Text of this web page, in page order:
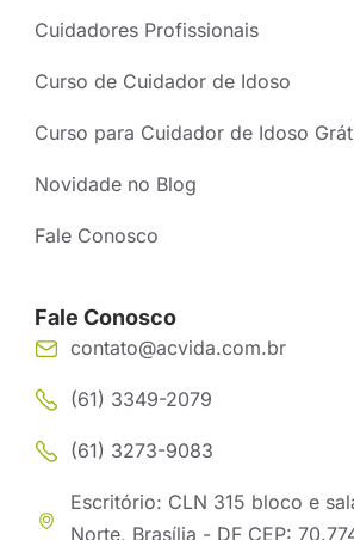
Cuidadores Profissionais
Curso de Cuidador de Idoso
Curso para Cuidador de Idoso
Novidade no Blog
Fale Conosco
Fale Conosco
contato@acvida.com.br
(61) 3349-2079
(61) 3273-9083
Escritório: CLN 315 bloco e
Norte, Brasília - DF CEP: